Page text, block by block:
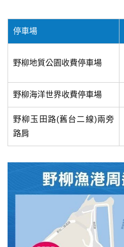
停車場
野柳地質公園收費停車場
野柳海洋世界收費停車場
野柳玉田路(舊台二線)兩旁
路肩